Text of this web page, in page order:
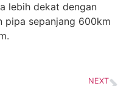
lebih dekat dengan
pipa sepanjang 600km
NEXT